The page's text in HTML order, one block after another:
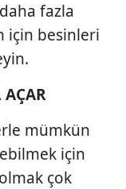
fazla
için besinleri
mümkün
için
çok